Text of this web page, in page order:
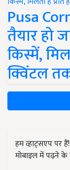
Pusa
तैयार हो
किस्में,
क्विंटल
हम व्हाट्सएप पर
मोबाइल में पढ़ने के